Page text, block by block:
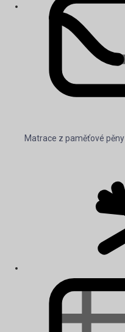
Matrace z paměťové pěny